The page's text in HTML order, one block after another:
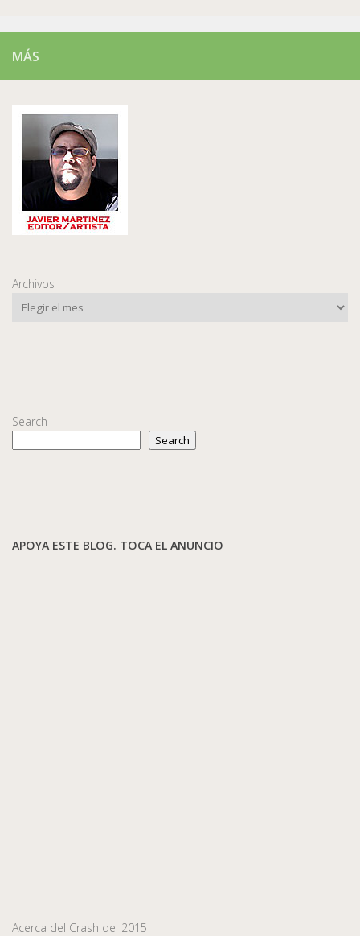
MÁS
Archivos
Search
Search
APOYA ESTE BLOG. TOCA EL ANUNCIO
Acerca del Crash del 2015